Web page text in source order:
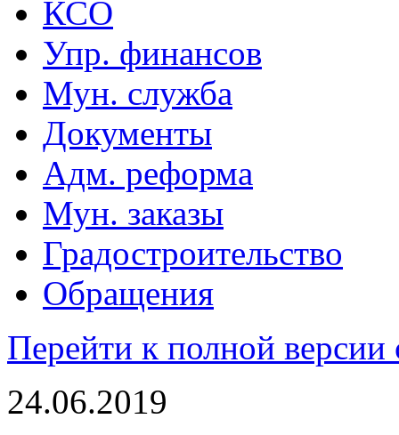
КСО
Упр. финансов
Мун. служба
Документы
Адм. реформа
Мун. заказы
Градостроительство
Обращения
Перейти к полной версии
24.06.2019